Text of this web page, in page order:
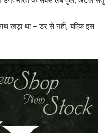
खड़ा था – डर से नहीं, बल्कि इस